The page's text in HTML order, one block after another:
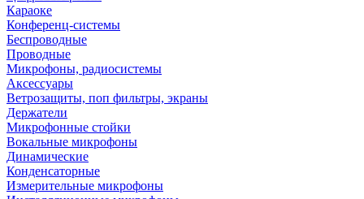
Караоке
Конференц-системы
Беспроводные
Проводные
Микрофоны, радиосистемы
Аксессуары
Ветрозащиты, поп фильтры, экраны
Держатели
Микрофонные стойки
Вокальные микрофоны
Динамические
Конденсаторные
Измерительные микрофоны